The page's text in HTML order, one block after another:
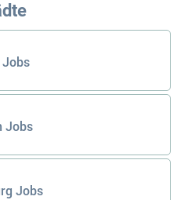
Jobs
Jobs